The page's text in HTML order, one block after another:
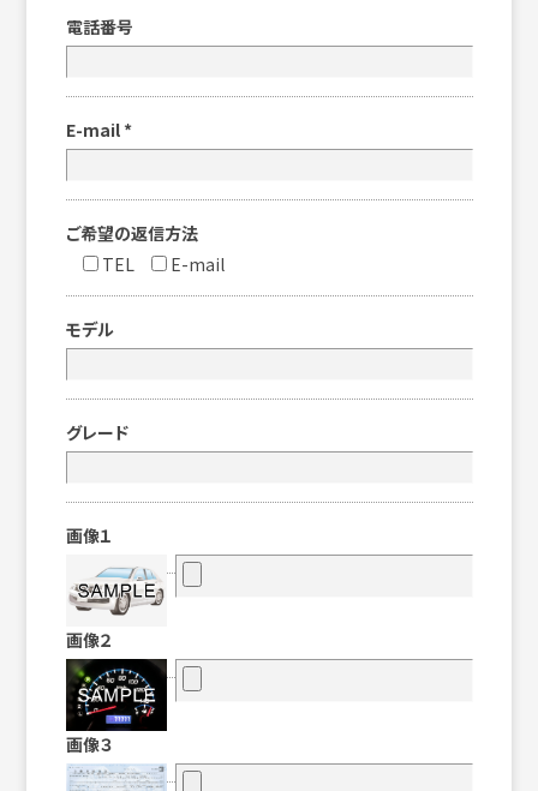
電話番号
E-mail *
ご希望の返信方法
TEL
E-mail
モデル
グレード
画像１
画像２
画像３